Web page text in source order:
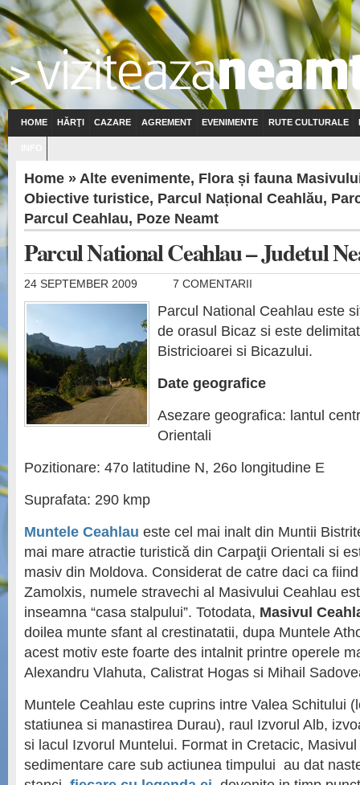
HOME HĂRŢI CAZARE AGREMENT EVENIMENTE RUTE CULTURALE
Home » Alte evenimente, Flora și fauna
Obiective turistice, Parcul Național Ceahlău,
Parcul Ceahlau, Poze Neamt
Parcul National Ceahlau – Judetul
24 SEPTEMBER 2009 7 COMENTARII
Parcul National Ceahlau este
de orasul Bicaz si este
Bistricioarei si Bicazului.
Date geografice
Asezare geografica: lantul
Orientali
Pozitionare: 47o latitudine N, 26o longitudine E
Suprafata: 290 kmp
Muntele Ceahlau este cel mai inalt din Muntii
mai mare atractie turistică din Carpaţii Orientali si
masiv din Moldova. Considerat de catre daci ca
Zamolxis, numele stravechi al Masivului Ceahlau
inseamna “casa stalpului”. Totodata, Masivul
doilea munte sfant al crestinatatii, dupa Muntele
acest motiv este foarte des intalnit printre operele
Alexandru Vlahuta, Calistrat Hogas si Mihail
Muntele Ceahlau este cuprins intre Valea Schitului
statiunea si manastirea Durau), raul Izvorul Alb,
si lacul Izvorul Muntelui. Format in Cretacic,
sedimentare care sub actiunea timpului au dat